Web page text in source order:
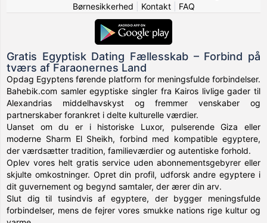
Børnesikkerhed
Kontakt| FAQ
Gratis Egyptisk Dating Fællesskab – Forbind på
tværs af Faraonernes Land
Opdag Egyptens førende platform for meningsfulde forbindelser.
Bahebik.com samler egyptiske singler fra Kairos livlige gader til
Alexandrias middelhavskyst og fremmer venskaber og
partnerskaber forankret i delte kulturelle værdier.
Uanset om du er i historiske Luxor, pulserende Giza eller
moderne Sharm El Sheikh, forbind med kompatible egyptere,
der værdsætter tradition, familieværdier og autentiske forhold.
Oplev vores helt gratis service uden abonnementsgebyrer eller
skjulte omkostninger. Opret din profil, udforsk andre egyptere i
dit guvernement og begynd samtaler, der ærer din arv.
Slut dig til tusindvis af egyptere, der bygger meningsfulde
forbindelser, mens de fejrer vores smukke nations rige kultur og